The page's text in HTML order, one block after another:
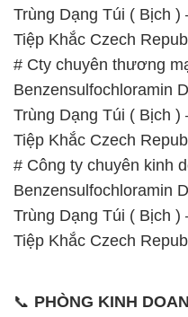
Trùng Dạng Túi ( Bịch
Tiệp Khắc Czech
# Cty chuyên thương
Benzensulfochloramin
Trùng Dạng Túi ( Bịch
Tiệp Khắc Czech
# Công ty chuyên kinh
Benzensulfochloramin
Trùng Dạng Túi ( Bịch
Tiệp Khắc Czech
📞 PHÒNG KINH